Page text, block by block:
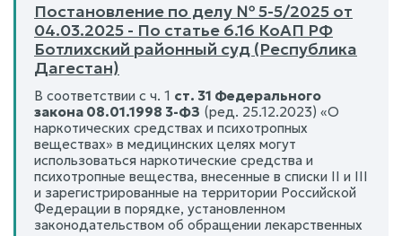
Постановление по делу № 5-5/2025 от
04.03.2025 - По статье 6.16 КоАП РФ
Ботлихский районный суд (Республика
Дагестан)
В соответствии с ч. 1 ст. 31 Федерального
закона 08.01.1998 3-ФЗ (ред. 25.12.2023) «О
наркотических средствах и психотропных
веществах» в медицинских целях могут
использоваться наркотические средства и
психотропные вещества, внесенные в списки II и III
и зарегистрированные на территории Российской
Федерации в порядке, установленном
законодательством об обращении лекарственных